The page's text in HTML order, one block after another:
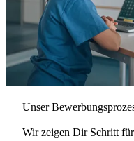
Unser
Wir zeigen Dir Schritt